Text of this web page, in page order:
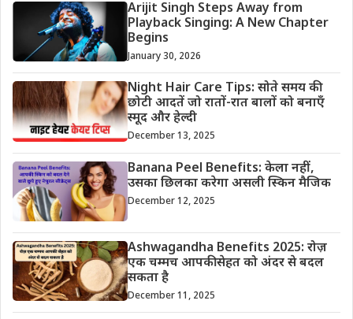
Arijit Singh Steps Away from
Playback Singing: A New Chapter
Begins
January 30, 2026
Night Hair Care Tips: सोते समय की
छोटी आदतें जो रातों-रात बालों को बनाएँ
स्मूद और हेल्दी
December 13, 2025
Banana Peel Benefits: केला नहीं,
उसका छिलका करेगा असली स्किन मैजिक
December 12, 2025
Ashwagandha Benefits 2025: रोज़
एक चम्मच आपकी सेहत को अंदर से बदल
सकता है
December 11, 2025